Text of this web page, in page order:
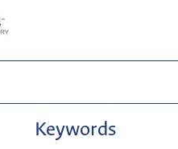
Keywords